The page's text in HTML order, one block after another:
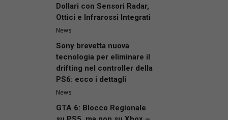
Dollari con Sensori Radar,
Ottici e Infrarossi Integrati
News
Sony brevetta nuova
tecnologia per eliminare il
drifting nel controller della
PS6: ecco i dettagli
News
GTA 6: Blocco Regionale